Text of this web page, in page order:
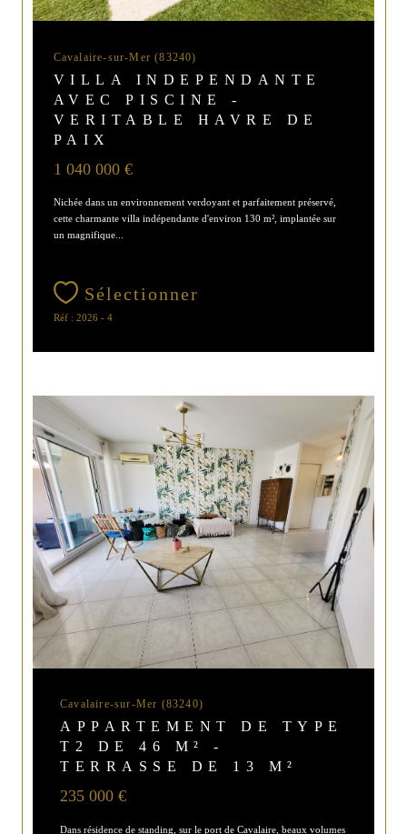
Cavalaire-sur-Mer (83240)
VILLA INDEPENDANTE
AVEC PISCINE -
VERITABLE HAVRE DE
PAIX
1 040 000 €
Nichée dans un environnement verdoyant et parfaitement préservé,
cette charmante villa indépendante d'environ 130 m², implantée sur
un magnifique...
Sélectionner
Réf : 2026 - 4
Cavalaire-sur-Mer (83240)
APPARTEMENT DE TYPE
T2 DE 46 M² -
TERRASSE DE 13 M²
235 000 €
Dans résidence de standing, sur le port de Cavalaire, beaux volumes